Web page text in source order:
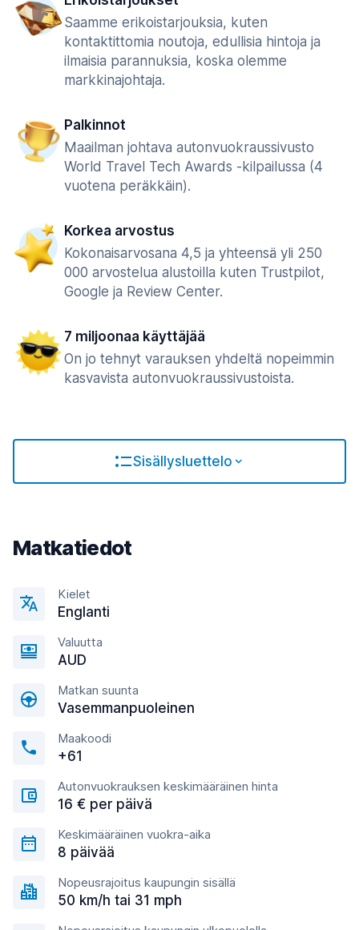
Saamme erikoistarjouksia, kuten
kontaktittomia noutoja, edullisia hintoja ja
ilmaisia parannuksia, koska olemme
markkinajohtaja.
Palkinnot
Maailman johtava autonvuokraussivusto
World Travel Tech Awards -kilpailussa (4
vuotena peräkkäin).
Korkea arvostus
Kokonaisarvosana 4,5 ja yhteensä yli 250
000 arvostelua alustoilla kuten Trustpilot,
Google ja Review Center.
7 miljoonaa käyttäjää
On jo tehnyt varauksen yhdeltä nopeimmin
kasvavista autonvuokraussivustoista.
Sisällysluettelo
Matkatiedot
Kielet
Englanti
Valuutta
AUD
Matkan suunta
Vasemmanpuoleinen
Maakoodi
+61
Autonvuokrauksen keskimääräinen hinta
16 € per päivä
Keskimääräinen vuokra-aika
8 päivää
Nopeusrajoitus kaupungin sisällä
50 km/h tai 31 mph